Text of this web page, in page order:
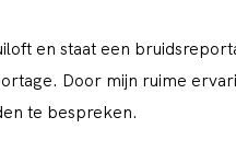
en staat een
Door mijn ruime
te bespreken.